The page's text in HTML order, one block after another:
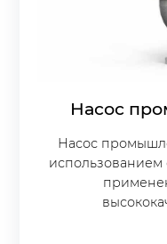
Насос
Насос
использованием